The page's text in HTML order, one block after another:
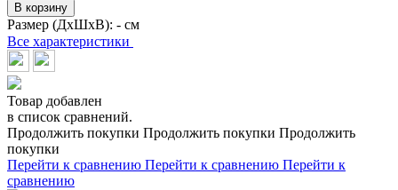
В корзину
Размер (ДхШхВ): - см
Все характеристики
Товар добавлен
в список сравнений.
Продолжить покупки Продолжить покупки Продолжить
покупки
Перейти к сравнению Перейти к сравнению Перейти к
сравнению